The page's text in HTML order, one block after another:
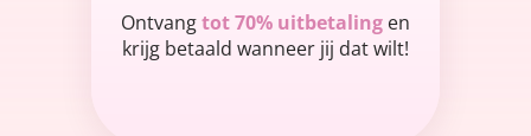
Ontvangtot 70% uitbetaling en
krijg betaald wanneer jij dat wilt!